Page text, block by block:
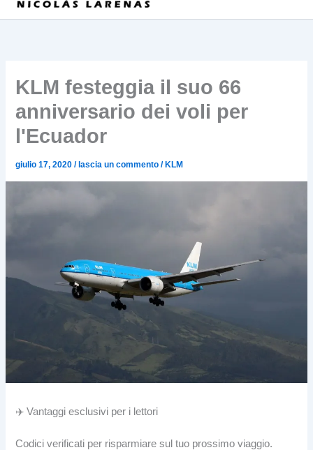
KLM festeggia il suo 66
anniversario dei voli per
l'Ecuador
giulio 17, 2020/ lascia un commento / KLM
✈️ Vantaggi esclusivi per i lettori
Codici verificati per risparmiare sul tuo prossimo viaggio.